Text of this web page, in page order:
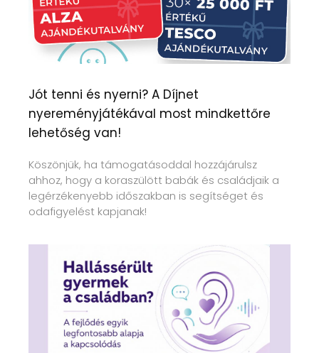
Jót tenni és nyerni? A Díjnet
nyereményjátékával most mindkettőre
lehetőség van!
Köszönjük, ha támogatásoddal hozzájárulsz
ahhoz, hogy a koraszülött babák és családjaik a
legérzékenyebb időszakban is segítséget és
odafigyelést kapjanak!